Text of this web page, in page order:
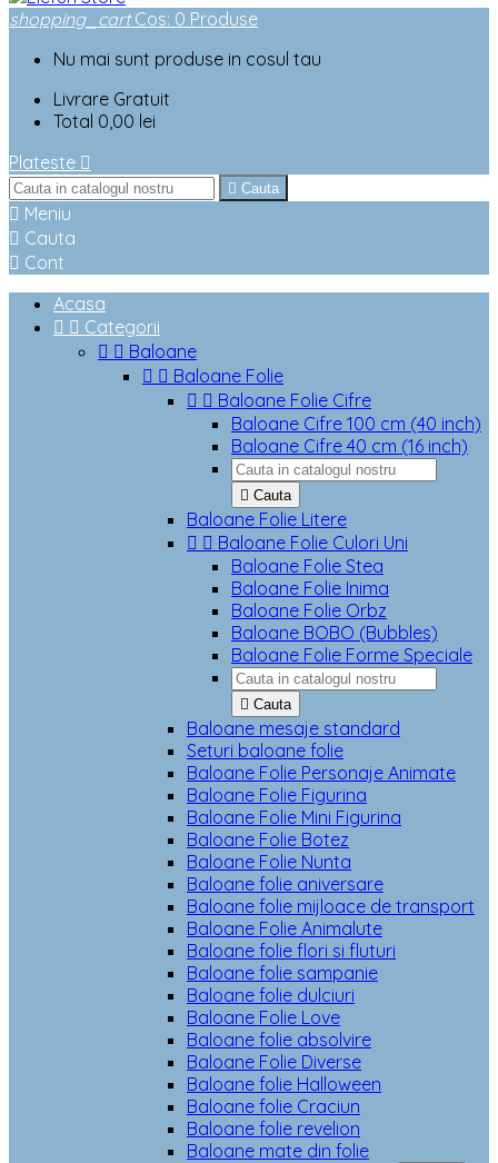
shopping_cart Cos: 0 Produse
Nu mai sunt produse in cosul tau
Livrare Gratuit
Total 0,00 lei
Plateste 
 Cauta
 Meniu
 Cauta
 Cont
Acasa
  Categorii
  Baloane
  Baloane Folie
  Baloane Folie Cifre
Baloane Cifre 100 cm (40 inch)
Baloane Cifre 40 cm (16 inch)
 Cauta
Baloane Folie Litere
  Baloane Folie Culori Uni
Baloane Folie Stea
Baloane Folie Inima
Baloane Folie Orbz
Baloane BOBO (Bubbles)
Baloane Folie Forme Speciale
 Cauta
Baloane mesaje standard
Seturi baloane folie
Baloane Folie Personaje Animate
Baloane Folie Figurina
Baloane Folie Mini Figurina
Baloane Folie Botez
Baloane Folie Nunta
Baloane folie aniversare
Baloane folie mijloace de transport
Baloane Folie Animalute
Baloane folie flori si fluturi
Baloane folie sampanie
Baloane folie dulciuri
Baloane Folie Love
Baloane folie absolvire
Baloane Folie Diverse
Baloane folie Halloween
Baloane folie Craciun
Baloane folie revelion
Baloane mate din folie